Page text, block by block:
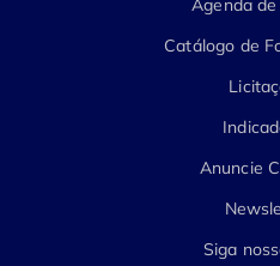
Agenda
Catálogo de
Anuncie
Siga